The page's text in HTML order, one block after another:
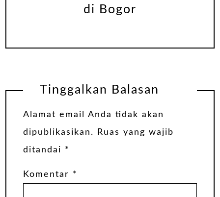
di Bogor
Tinggalkan Balasan
Alamat email Anda tidak akan
dipublikasikan.
Ruas yang wajib
ditandai *
Komentar *